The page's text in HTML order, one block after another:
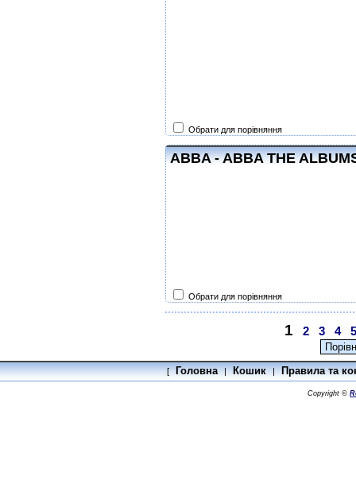
Обрати для порівняння
ABBA - ABBA THE
Обрати для порівняння
1 2 3 4
[ Головна | Кошик | Правила та
Copyright ©